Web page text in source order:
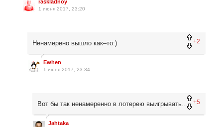
raskladnoy
1 июня 2017, 23:20
+2
Ненамерено вышло как–то:)
Ewhen
1 июня 2017, 23:34
+5
Вот бы так ненамеренно в лотерею выигрывать…
Jahtaka